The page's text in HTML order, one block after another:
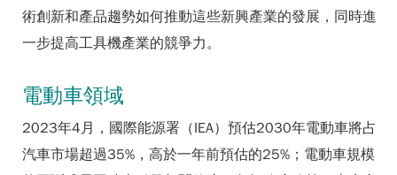
術創新和產品趨勢如何推動這些新興產業的發展，同時進
一步提高工具機產業的競爭力。
電動車領域
2023年4月，國際能源署（IEA）預估2030年電動車將占
汽車市場超過35%，高於一年前預估的25%；電動車規模